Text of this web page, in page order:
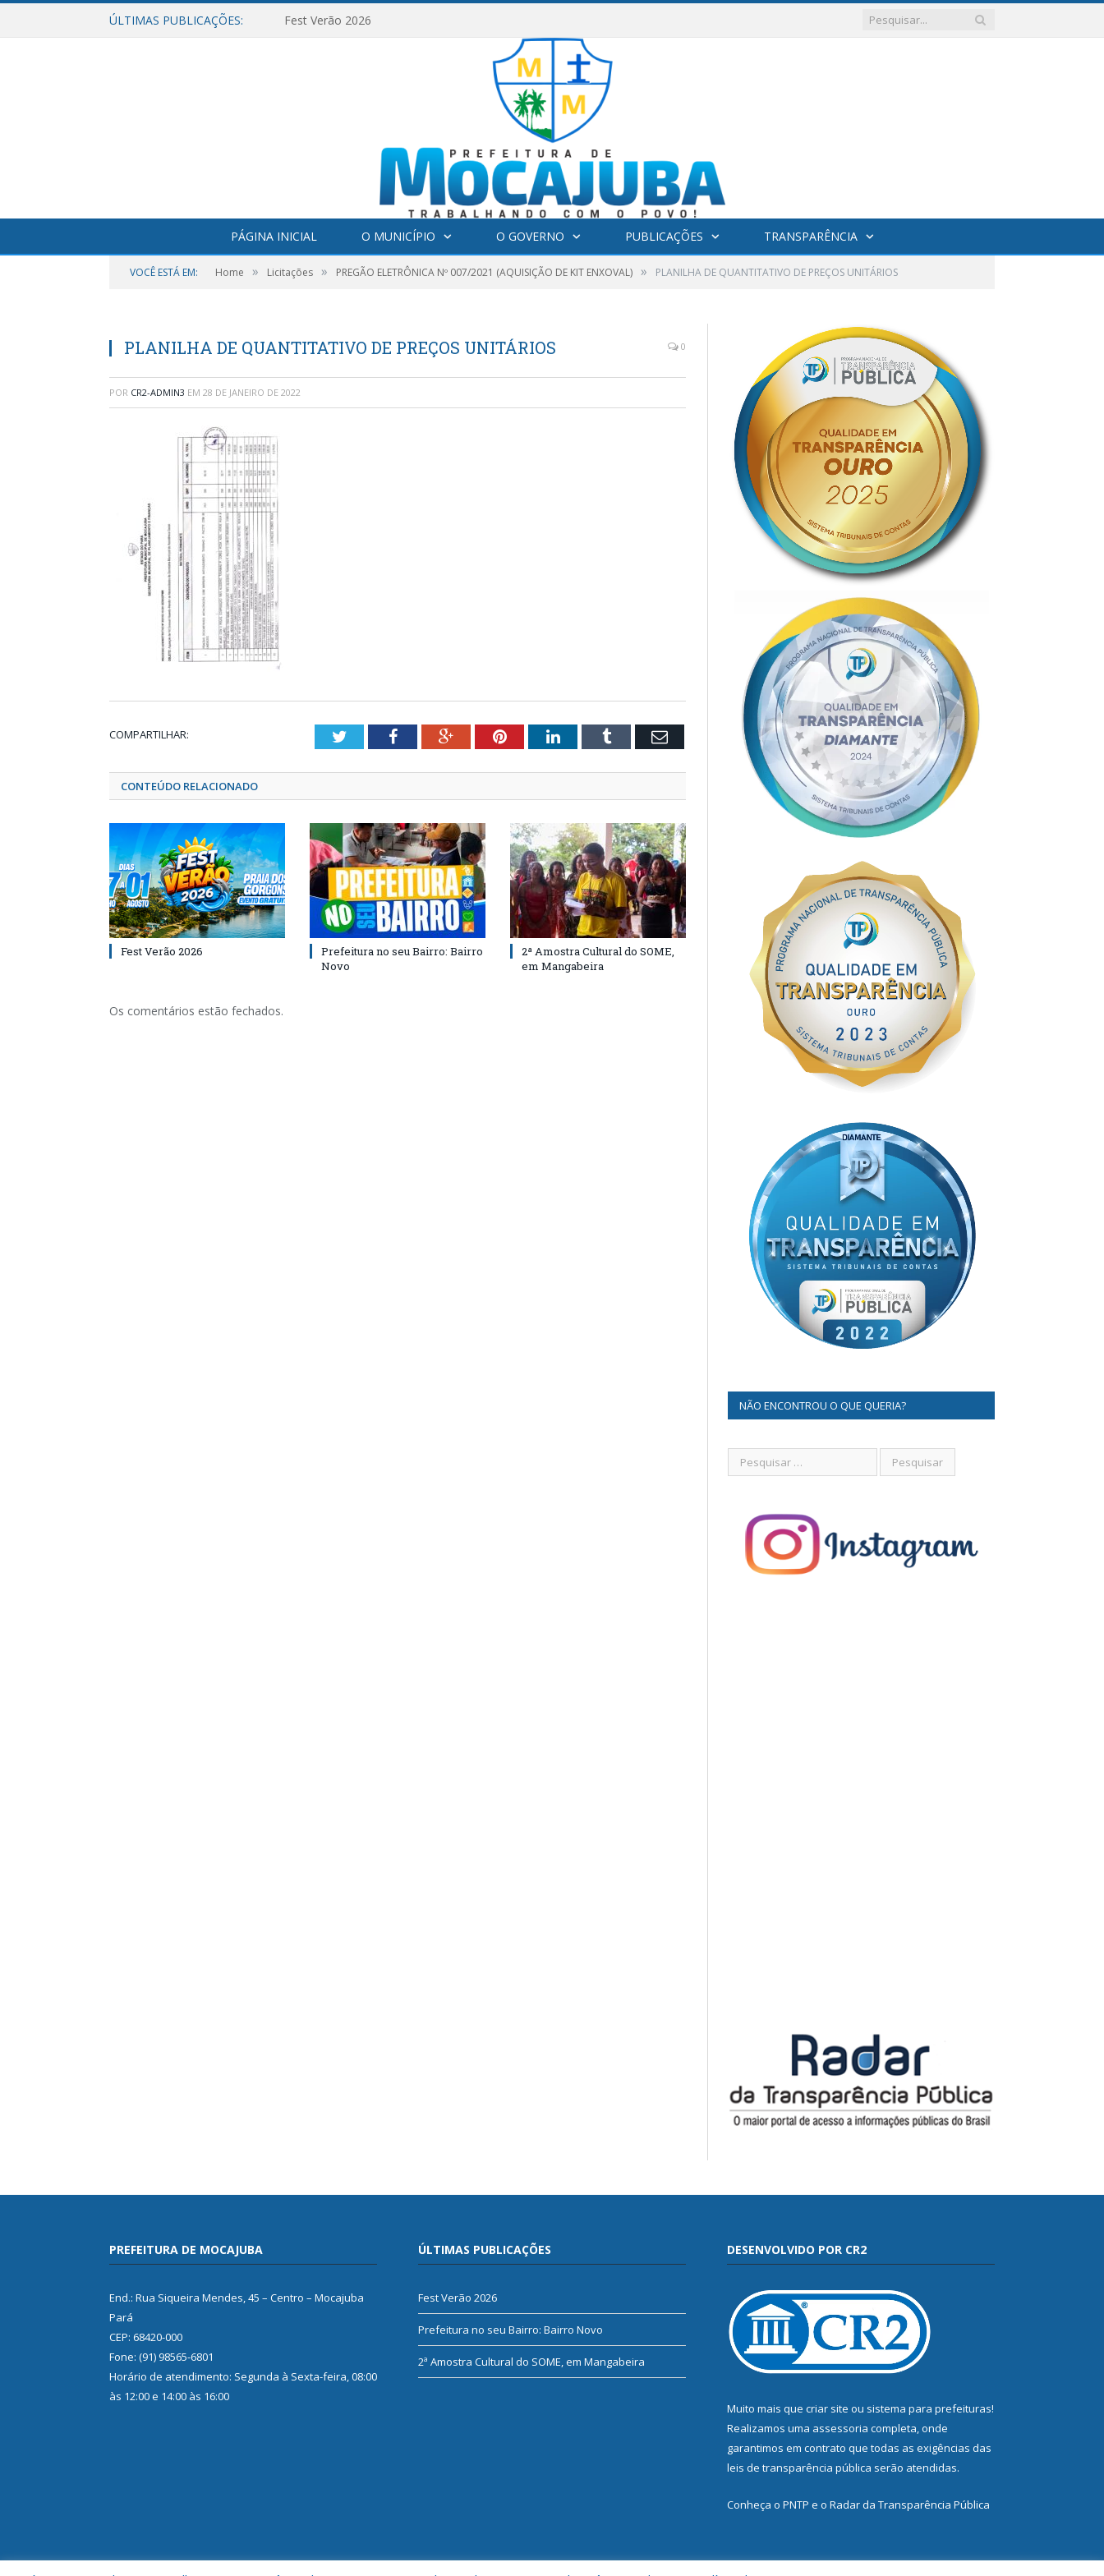
ÚLTIMAS PUBLICAÇÕES: Fest Verão 2026
PÁGINA INICIAL O MUNICÍPIO O GOVERNO PUBLICAÇÕES TRANSPARÊNCIA
VOCÊ ESTÁ EM: Home » Licitações » PREGÃO ELETRÔNICA Nº 007/2021 (AQUISIÇÃO DE KIT ENXOVAL) » PLANILHA DE QUANTITATIVO DE PREÇOS UNITÁRIOS
PLANILHA DE QUANTITATIVO DE PREÇOS UNITÁRIOS 0
POR CR2-ADMIN3 EM 28 DE JANEIRO DE 2022
COMPARTILHAR: TwitterFacebookGoogle+PinterestLinkedInTumblr Email
CONTEÚDO RELACIONADO
Fest Verão 2026
Prefeitura no seu Bairro: Bairro
Novo
2ª Amostra Cultural do SOME,
em Mangabeira
Os comentários estão fechados.
NÃO ENCONTROU O QUE QUERIA?
PREFEITURA DE MOCAJUBA
End.: Rua Siqueira Mendes, 45 – Centro – Mocajuba
Pará
CEP: 68420-000
Fone: (91) 98565-6801
Horário de atendimento: Segunda à Sexta-feira, 08:00
às 12:00 e 14:00 às 16:00
ÚLTIMAS PUBLICAÇÕES
Fest Verão 2026
Prefeitura no seu Bairro: Bairro Novo
2ª Amostra Cultural do SOME, em Mangabeira
DESENVOLVIDO POR CR2
Muito mais que criar site ou sistema para prefeituras!
Realizamos uma assessoria completa, onde
garantimos em contrato que todas as exigências das
leis de transparência pública serão atendidas.
Conheça o PNTP e o Radar da Transparência Pública